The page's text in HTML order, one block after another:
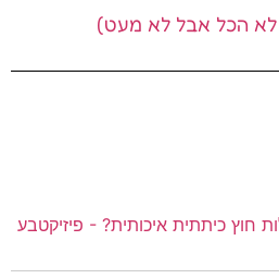
לא הכל אבל לא מעט)
חוץ כיתתית איכותית? - פיזיקטבע